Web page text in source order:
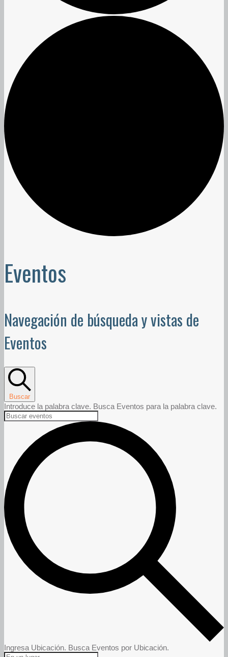
Eventos
Navegación de búsqueda y vistas de
Eventos
Buscar
Introduce la palabra clave. Busca Eventos para la palabra clave.
Ingresa Ubicación. Busca Eventos por Ubicación.